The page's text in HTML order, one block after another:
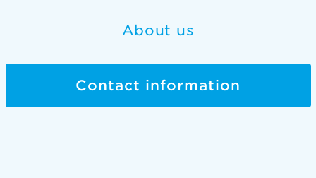
About us
Contact information